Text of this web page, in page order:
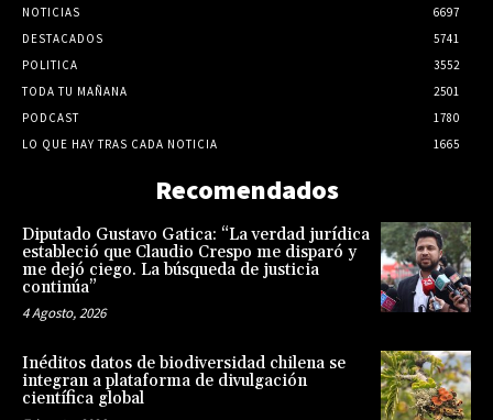
NOTICIAS
6697
DESTACADOS
5741
POLITICA
3552
TODA TU MAÑANA
2501
PODCAST
1780
LO QUE HAY TRAS CADA NOTICIA
1665
Recomendados
Diputado Gustavo Gatica: “La verdad jurídica
estableció que Claudio Crespo me disparó y
me dejó ciego. La búsqueda de justicia
continúa”
4 Agosto, 2026
Inéditos datos de biodiversidad chilena se
integran a plataforma de divulgación
científica global